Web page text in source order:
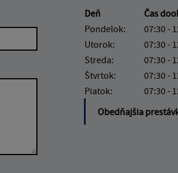
Deň Čas
Pondelok:
07:30 -
Utorok:
07:30 -
Streda:
07:30 -
Štvrtok:
07:30 -
Piatok:
07:30 -
Obedňajšia